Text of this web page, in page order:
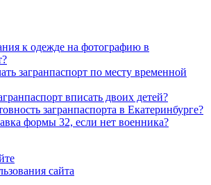
к одежде на фотографию в
загранпаспорт по месту временной
вписать двоих детей?
загранпаспорта в Екатеринбурге?
формы 32, если нет военника?
сайта